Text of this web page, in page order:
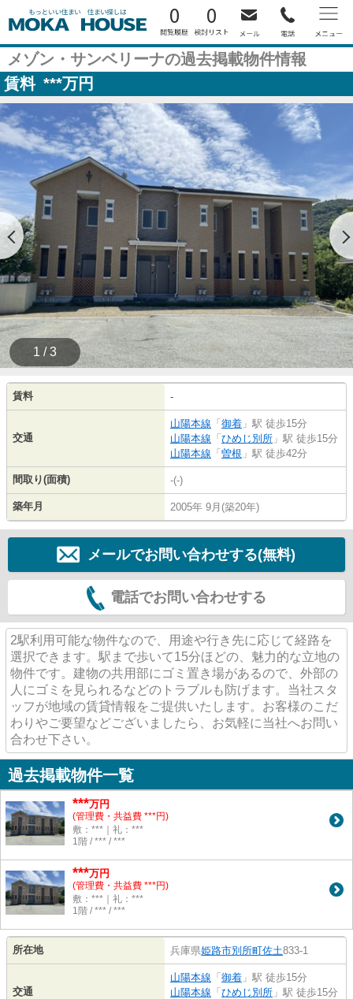
0 0
メゾン・サンベリーナの過去掲載物件情報
賃料 ***万円
1 / 3
賃料 -
交通
山陽本線 「 御着 」駅 徒歩15分
山陽本線 「 ひめじ別所 」駅 徒歩15分
山陽本線 「 曽根 」駅 徒歩42分
間取り(面積) -(-)
築年月 2005年 9月(築20年)
メールでお問い合わせする(無料)
電話でお問い合わせする
2駅利用可能な物件なので、用途や行き先に応じて経路を
選択できます。駅まで歩いて15分ほどの、魅力的な立地の
物件です。建物の共用部にゴミ置き場があるので、外部の
人にゴミを見られるなどのトラブルも防げます。当社スタ
ッフが地域の賃貸情報をご提供いたします。お客様のこだ
わりやご要望などございましたら、お気軽に当社へお問い
合わせ下さい。
過去掲載物件一覧
***万円
(管理費・共益費 ***円)
敷：***｜礼：***
1階 / *** / ***
***万円
(管理費・共益費 ***円)
敷：***｜礼：***
1階 / *** / ***
所在地 兵庫県姫路市別所町佐土833-1
交通
山陽本線 「 御着 」駅 徒歩15分
山陽本線 「 ひめじ別所 」駅 徒歩15分